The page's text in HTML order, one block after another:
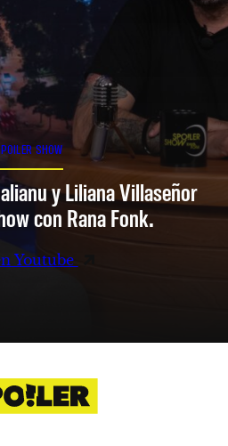
SHOW
y Liliana Villaseñor
con Rana Fonk.
Youtube